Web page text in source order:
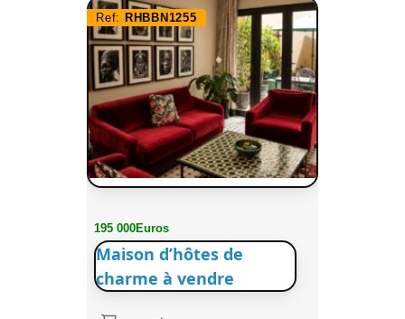
Ref: RHBBN1255
195 000Euros
Maison d’hôtes de
charme à vendre